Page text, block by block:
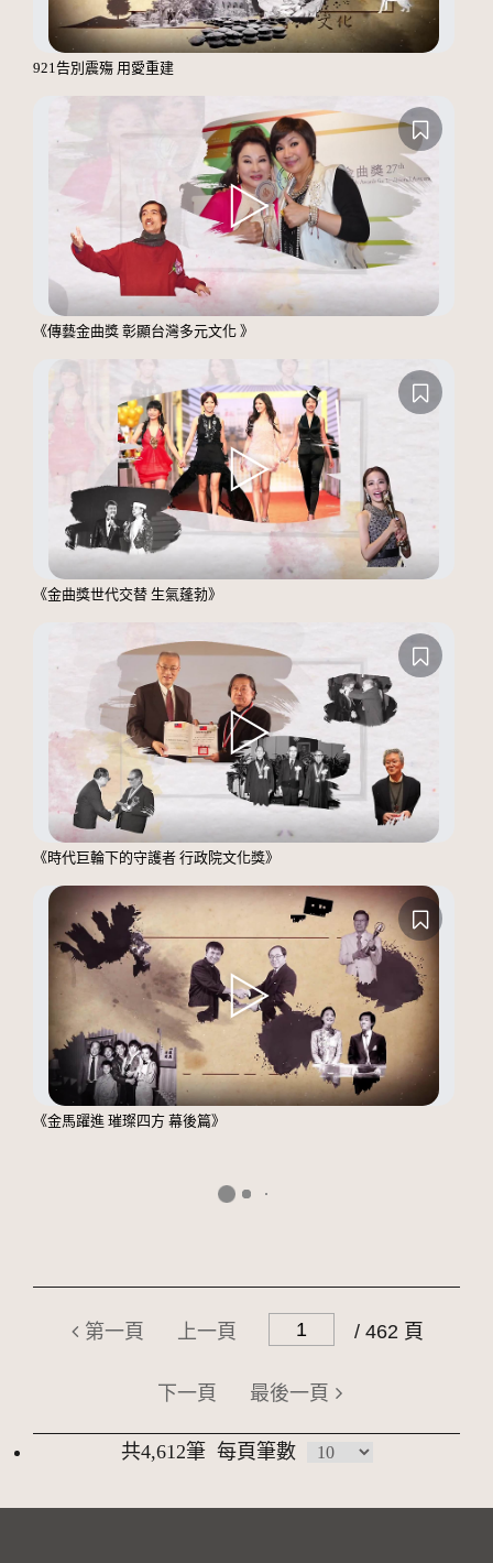
921告別震殤 用愛重建
《傳藝金曲獎 彰顯台灣多元文化 》
《金曲獎世代交替 生氣蓬勃》
《時代巨輪下的守護者 行政院文化獎》
《金馬躍進 璀璨四方 幕後篇》
第一頁 上一頁 / 462 頁
下一頁 最後一頁
共4,612筆 每頁筆數